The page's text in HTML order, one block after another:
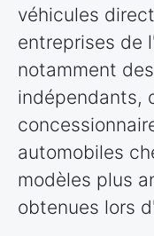
véhicules
entreprises de
notamment
indépendants,
automobiles
modèles plus
obtenues lors